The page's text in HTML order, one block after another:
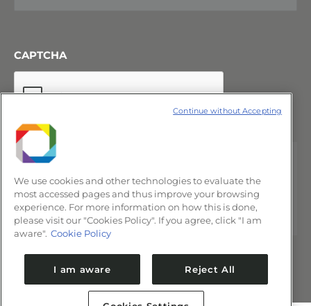
CAPTCHA
We use cookies and other technologies to evaluate the
most accessed pages and thus improve your browsing
experience. For more information on how this is done,
please visit our "Cookies Policy". If you agree, click "I am
aware". Cookie Policy
I am aware Reject All
Continue without Accepting